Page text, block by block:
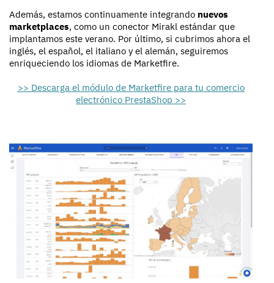
Además, estamos continuamente integrando nuevos
marketplaces, como un conector Mirakl estándar que
implantamos este verano. Por último, si cubrimos ahora el
inglés, el español, el italiano y el alemán, seguiremos
enriqueciendo los idiomas de Marketfire.
>> Descarga el módulo de Marketfire para tu comercio
electrónico PrestaShop >>